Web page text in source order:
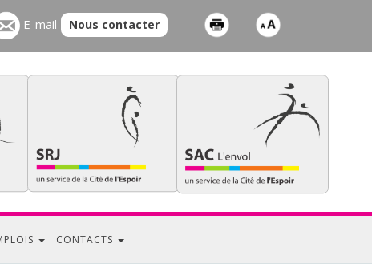
E-mail Nous contacter
CONTACTS